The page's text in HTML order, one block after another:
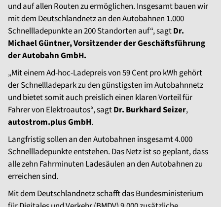
und auf allen Routen zu ermöglichen. Insgesamt bauen wir
mit dem Deutschlandnetz an den Autobahnen 1.000
Schnellladepunkte an 200 Standorten auf“, sagtDr.
Michael Güntner, Vorsitzender der Geschäftsführung
der Autobahn GmbH.
„Mit einem Ad-hoc-Ladepreis von 59 Cent pro kWh gehört
der Schnellladepark zu den günstigsten im Autobahnnetz
und bietet somit auch preislich einen klaren Vorteil für
Fahrer von Elektroautos“, sagtDr. Burkhard Seizer,
autostrom.plus GmbH.
Langfristig sollen an den Autobahnen insgesamt 4.000
Schnellladepunkte entstehen. Das Netz ist so geplant, dass
alle zehn Fahrminuten Ladesäulen an den Autobahnen zu
erreichen sind.
Mit dem Deutschlandnetz schafft das Bundesministerium